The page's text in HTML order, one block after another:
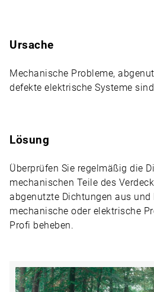
Ursache
Mechanische Probleme,
defekte elektrische Systeme
Lösung
Überprüfen Sie regelmäßig die
mechanischen Teile des
abgenutzte Dichtungen aus und
mechanische oder elektrische
Profi beheben.